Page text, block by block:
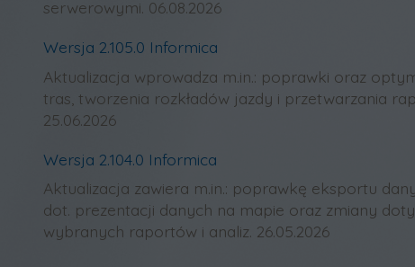
serwerowymi. 06.08.2026
Wersja 2.105.0 Informica
Aktualizacja wprowadza m.in.: poprawki oraz
tras, tworzenia rozkładów jazdy i przetwarzania
25.06.2026
Wersja 2.104.0 Informica
Aktualizacja zawiera m.in.: poprawkę eksportu
dot. prezentacji danych na mapie oraz zmiany
wybranych raportów i analiz. 26.05.2026